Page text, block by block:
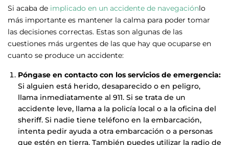
Si acaba de implicado en un accidente de navegaciónlo
más importante es mantener la calma para poder tomar
las decisiones correctas. Estas son algunas de las
cuestiones más urgentes de las que hay que ocuparse en
cuanto se produce un accidente:
Póngase en contacto con los servicios de emergencia:
Si alguien está herido, desaparecido o en peligro,
llama inmediatamente al 911. Si se trata de un
accidente leve, llama a la policía local o a la oficina del
sheriff. Si nadie tiene teléfono en la embarcación,
intenta pedir ayuda a otra embarcación o a personas
que estén en tierra. También puedes utilizar la radio de